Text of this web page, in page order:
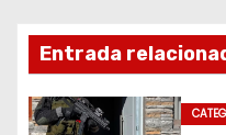
n
d
Entrada